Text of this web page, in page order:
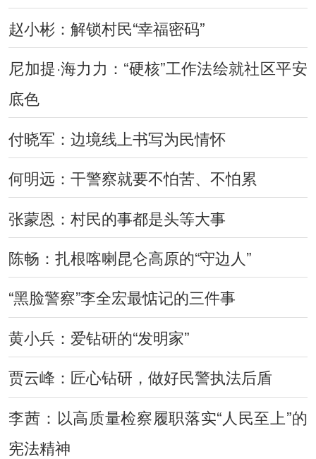
赵小彬：解锁村民“幸福密码”
尼加提·海力力：“硬核”工作法绘就社区平安
底色
付晓军：边境线上书写为民情怀
何明远：干警察就要不怕苦、不怕累
张蒙恩：村民的事都是头等大事
陈畅：扎根喀喇昆仑高原的“守边人”
“黑脸警察”李全宏最惦记的三件事
黄小兵：爱钻研的“发明家”
贾云峰：匠心钻研，做好民警执法后盾
李茜：以高质量检察履职落实“人民至上”的
宪法精神